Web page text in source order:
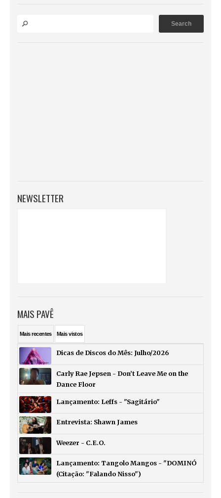
NEWSLETTER
MAIS PAVÊ
Maisrecentes Maisvistos
Dicas de Discos do Mês: Julho/2026
Carly Rae Jepsen - Don’t Leave Me on the
Dance Floor
Lançamento: Leffs - "Sagitário"
Entrevista: Shawn James
Weezer - C.E.O.
Lançamento: Tangolo Mangos - "DOMINÓ
(Citação: "Falando Nisso")